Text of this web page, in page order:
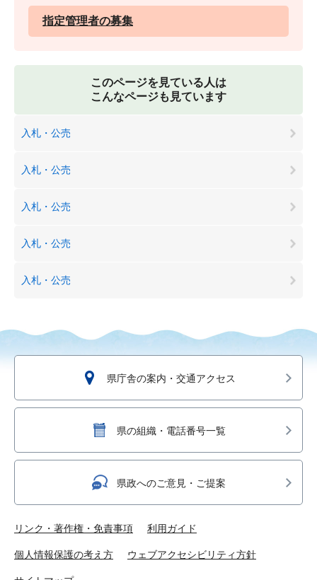
指定管理者の募集
このページを見ている人は
こんなページも見ています
入札・公売
入札・公売
入札・公売
入札・公売
入札・公売
県庁舎の案内・交通アクセス
県の組織・電話番号一覧
県政へのご意見・ご提案
リンク・著作権・免責事項 利用ガイド
個人情報保護の考え方 ウェブアクセシビリティ方針